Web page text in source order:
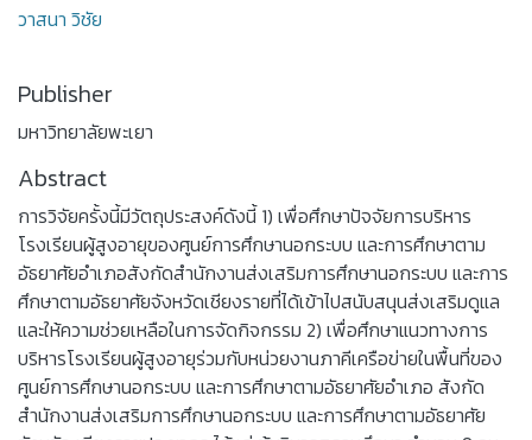
วาสนา วิชัย
Publisher
มหาวิทยาลัยพะเยา
Abstract
การวิจัยครั้งนี้มีวัตถุประสงค์ดังนี้ 1) เพื่อศึกษาปัจจัยการบริหาร
โรงเรียนผู้สูงอายุของศูนย์การศึกษานอกระบบ และการศึกษาตาม
อัธยาศัยอำเภอสังกัดสำนักงานส่งเสริมการศึกษานอกระบบ และการ
ศึกษาตามอัธยาศัยจังหวัดเชียงรายที่ได้เข้าไปสนับสนุนส่งเสริมดูแล
และให้ความช่วยเหลือในการจัดกิจกรรม 2) เพื่อศึกษาแนวทางการ
บริหารโรงเรียนผู้สูงอายุร่วมกับหน่วยงานภาคีเครือข่ายในพื้นที่ของ
ศูนย์การศึกษานอกระบบ และการศึกษาตามอัธยาศัยอำเภอ สังกัด
สำนักงานส่งเสริมการศึกษานอกระบบ และการศึกษาตามอัธยาศัย